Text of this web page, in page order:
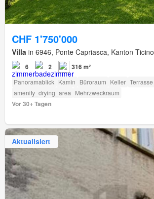
CHF 1'750'000
Villa in 6946, Ponte Capriasca, Kanton Ticino
6 2 316 m²
Panoramablick Kamin Büroraum Keller Terrasse
amenity_drying_area Mehrzweckraum
Vor 30+ Tagen
Aktualisiert